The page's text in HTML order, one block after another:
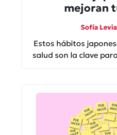
mejoran
Sofía
Estos hábitos
salud son la clave